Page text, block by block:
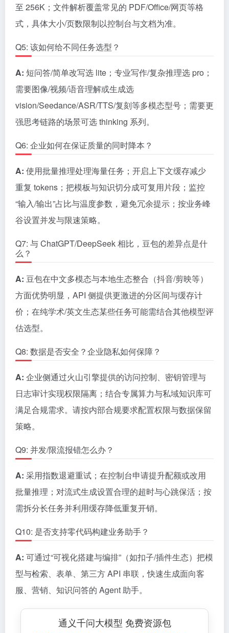
至 256K；文件解析覆盖常见的 PDF/Office/网页等格
式，具体大小/页数限制以控制台与文档为准。
Q5: 该如何给不同任务选型？
A: 短问答/简单改写选 lite；专业写作/复杂推理选 pro；
需要图像/视频/语音理解或生成选
vision/Seedance/ASR/TTS/复刻等多模态型号；需要更
强思考链路的场景可选 thinking 系列。
Q6: 企业如何在保证质量的同时降本？
A: 使用批量推理处理海量任务；开启上下文缓存减少
重复 tokens；把模板与知识切分成可复用片段；监控
“输入/输出”占比与温度参数，避免冗余提示；按业务峰
谷设置并发与限速策略。
Q7: 与 ChatGPT/DeepSeek 相比，豆包的差异点是什
么？
A: 豆包在中文多模态与本地生态整合（抖音/剪映等）
方面优势明显，API 侧提供更激进的分区间与缓存计
价；在纯学术/英文生态某些任务可能需结合其他模型评
估选型。
Q8: 数据是否安全？企业隐私如何保障？
A: 企业侧通过火山引擎提供的访问控制、密钥管理与
日志审计实现权限隔离；结合专属算力与私域知识库可
满足合规需求。请按内部合规要求配置权限与数据保留
策略。
Q9: 并发/限流报错怎么办？
A: 采用指数退避重试；在控制台申请提升配额或改用
批量推理；对流式生成设置合理的超时与心跳保活；按
需拆分长任务并利用缓存降低重复开销。
Q10: 是否支持零代码构建业务助手？
A: 可通过“可视化搭建与编排”（如扣子/插件生态）把模
型与检索、表单、第三方 API 串联，快速生成面向客
服、营销、知识问答的 Agent 助手。
通义千问大模型 免费资源包